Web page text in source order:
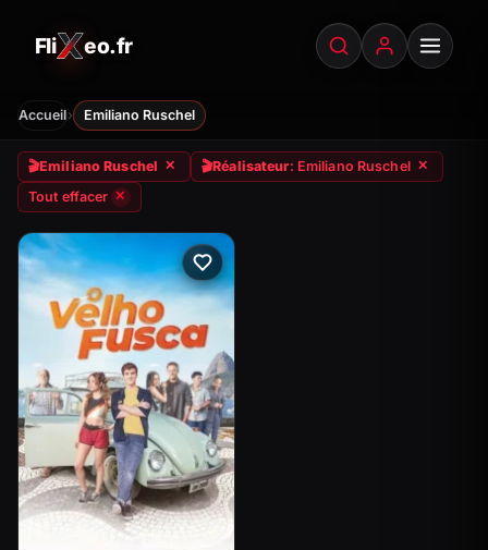
Fli eo.fr
FliXeo.fr
Accueil
Accueil› Emiliano Ruschel
🎬Emiliano Ruschel ✕ 🎬Réalisateur: Emiliano Ruschel ✕
Tout effacer ✕